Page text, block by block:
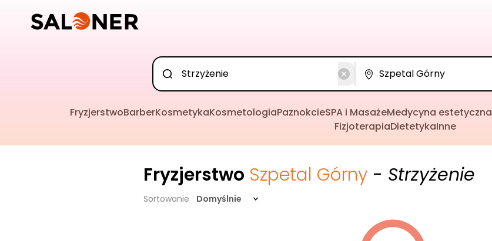
FryzjerstwoBarberKosmetykaKosmetologiaPaznokcieSPA i MasażeMedycyna estetyczna
FizjoterapiaDietetykaInne
Fryzjerstwo Szpetal Górny - Strzyżenie
Sortowanie Domyślnie